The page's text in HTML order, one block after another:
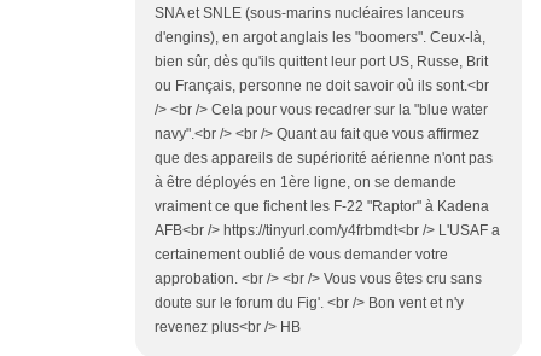
SNA et SNLE (sous-marins nucléaires lanceurs
d'engins), en argot anglais les "boomers". Ceux-là,
bien sûr, dès qu'ils quittent leur port US, Russe, Brit
ou Français, personne ne doit savoir où ils sont.<br
/> <br /> Cela pour vous recadrer sur la "blue water
navy".<br /> <br /> Quant au fait que vous affirmez
que des appareils de supériorité aérienne n'ont pas
à être déployés en 1ère ligne, on se demande
vraiment ce que fichent les F-22 "Raptor" à Kadena
AFB<br /> https://tinyurl.com/y4frbmdt<br /> L'USAF a
certainement oublié de vous demander votre
approbation. <br /> <br /> Vous vous êtes cru sans
doute sur le forum du Fig'. <br /> Bon vent et n'y
revenez plus<br /> HB